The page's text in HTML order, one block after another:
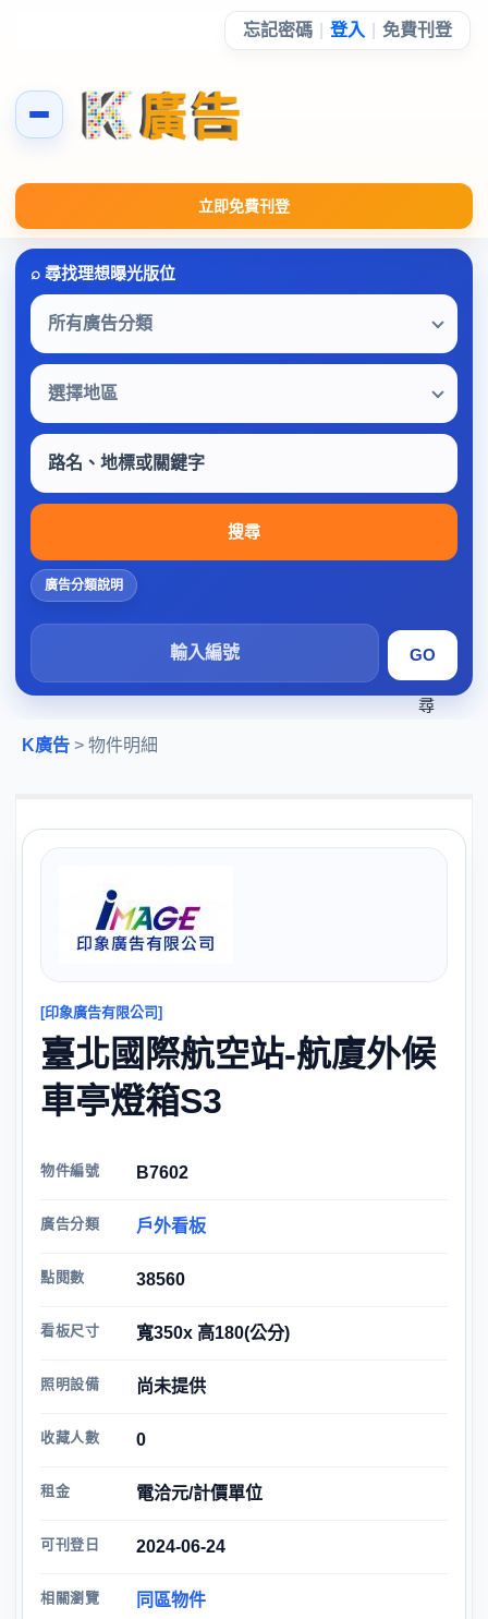
立即免費刊登
忘記密碼 登入 免費刊登
所有廣告分類
選擇地區
搜尋
廣告分類說明
搜
尋
K廣告 > 物件明細
[印象廣告有限公司]
臺北國際航空站-航廈外候
車亭燈箱S3
物件編號 B7602
廣告分類 戶外看板
點閱數 38560
看板尺寸 寬350x 高180(公分)
照明設備 尚未提供
收藏人數 0
租金 電洽元/計價單位
可刊登日 2024-06-24
相關瀏覽 同區物件